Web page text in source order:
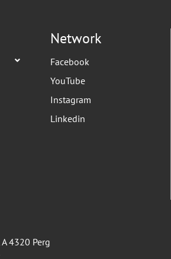
Network
Facebook
YouTube
Instagram
Linkedin
4320 Perg